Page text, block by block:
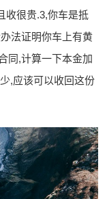
收很贵.3,你车是抵
法证明你车上有黄
同,计算一下本金加
,应该可以收回这份